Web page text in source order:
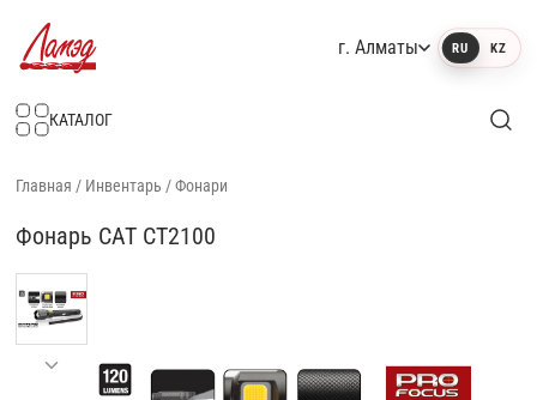
г. Алматы RU KZ
КАТАЛОГ
Главная / Инвентарь /Фонари
Фонарь CAT CT2100